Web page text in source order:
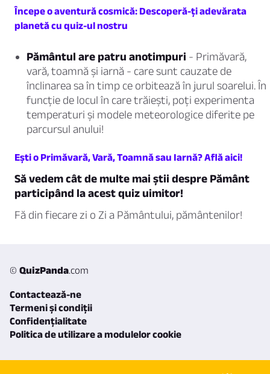
Începe o aventură cosmică: Descoperă-ți adevărata
planetă cu quiz-ul nostru
Pământul are patru anotimpuri - Primăvară,
vară, toamnă și iarnă - care sunt cauzate de
înclinarea sa în timp ce orbitează în jurul soarelui. În
funcție de locul în care trăiești, poți experimenta
temperaturi și modele meteorologice diferite pe
parcursul anului!
Ești o Primăvară, Vară, Toamnă sau Iarnă? Află aici!
Să vedem cât de multe mai știi despre Pământ
participând la acest quiz uimitor!
Fă din fiecare zi o Zi a Pământului, pământenilor!
© QuizPanda.com
Contactează-ne
Termeni și condiții
Confidențialitate
Politica de utilizare a modulelor cookie